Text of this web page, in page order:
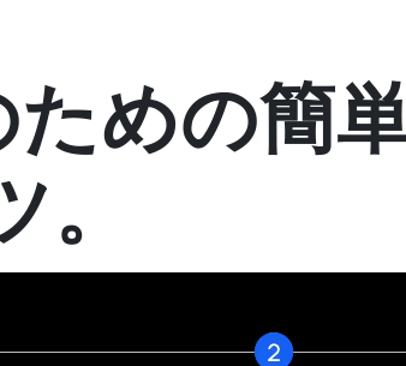
めの簡